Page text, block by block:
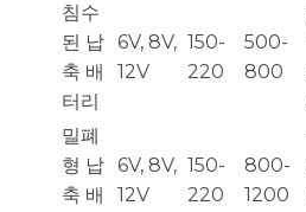
침수
된 납
축 배
터리
6V, 8V,
12V
150-
220
500-
800
밀폐
형 납
축 배
6V, 8V,
12V
150-
220
800-
1200